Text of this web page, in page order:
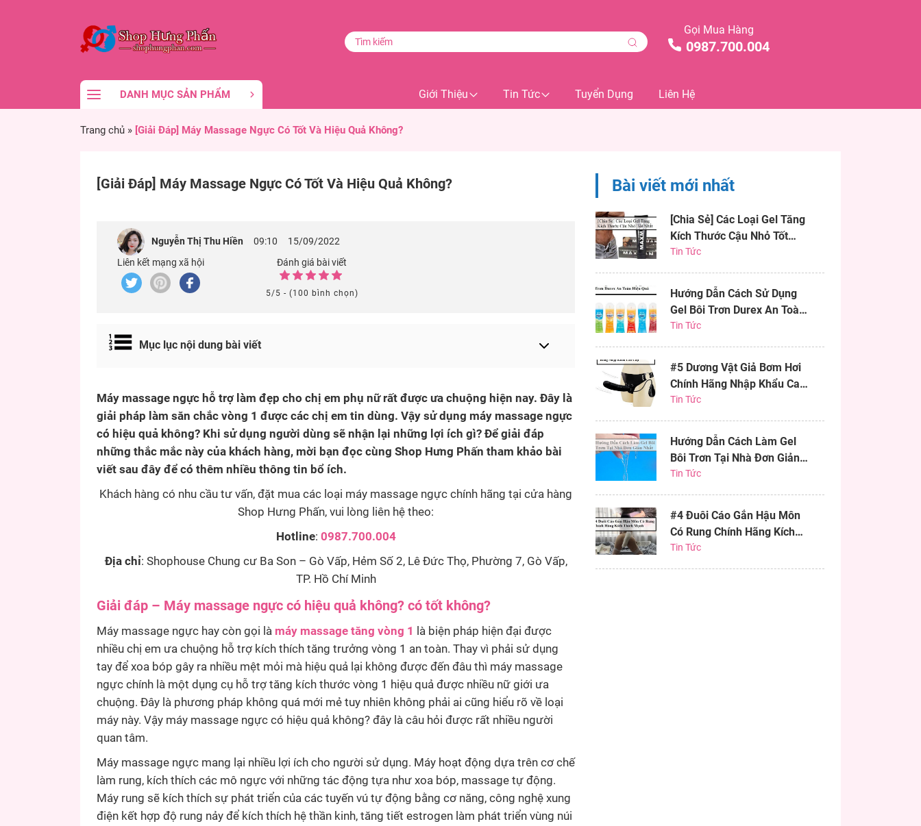
Gọi Mua Hàng
0987.700.004
DANH MỤC SẢN PHẨM Giới Thiệu Tin Tức Tuyển Dụng Liên Hệ
Trang chủ » [Giải Đáp] Máy Massage Ngực Có Tốt Và Hiệu Quả Không?
[Giải Đáp] Máy Massage Ngực Có Tốt Và Hiệu Quả Không?
Nguyễn Thị Thu Hiền 09:10
15/09/2022
Liên kết mạng xã hội
Đánh giá bài viết
5/5 - (100 bình chọn)
Mục lục nội dung bài viết
Máy massage ngực hỗ trợ làm đẹp cho chị em phụ nữ rất được ưa chuộng hiện nay. Đây là
giải pháp làm săn chắc vòng 1 được các chị em tin dùng. Vậy sử dụng máy massage ngực
có hiệu quả không? Khi sử dụng người dùng sẽ nhận lại những lợi ích gì? Để giải đáp
những thắc mắc này của khách hàng, mời bạn đọc cùng Shop Hưng Phấn tham khảo bài
viết sau đây để có thêm nhiều thông tin bổ ích.
Khách hàng có nhu cầu tư vấn, đặt mua các loại máy massage ngực chính hãng tại cửa hàng
Shop Hưng Phấn, vui lòng liên hệ theo:
Hotline: 0987.700.004
Địa chỉ: Shophouse Chung cư Ba Son – Gò Vấp, Hẻm Số 2, Lê Đức Thọ, Phường 7, Gò Vấp,
TP. Hồ Chí Minh
Giải đáp – Máy massage ngực có hiệu quả không? có tốt không?
Máy massage ngực hay còn gọi là máy massage tăng vòng 1
là biện pháp hiện đại được
nhiều chị em ưa chuộng hỗ trợ kích thích tăng trưởng vòng 1 an toàn. Thay vì phải sử dụng
tay để xoa bóp gây ra nhiều mệt mỏi mà hiệu quả lại không được đến đâu thì máy massage
ngực chính là một dụng cụ hỗ trợ tăng kích thước vòng 1 hiệu quả được nhiều nữ giới ưa
chuộng. Đây là phương pháp không quá mới mẻ tuy nhiên không phải ai cũng hiểu rõ về loại
máy này. Vậy máy massage ngực có hiệu quả không? đây là câu hỏi được rất nhiều người
quan tâm.
Máy massage ngực mang lại nhiều lợi ích cho người sử dụng. Máy hoạt động dựa trên cơ chế
làm rung, kích thích các mô ngực với những tác động tựa như xoa bóp, massage tự động.
Máy rung sẽ kích thích sự phát triển của các tuyến vú tự động bằng cơ năng, công nghệ xung
điện kết hợp độ rung nảy để kích thích hệ thần kinh, tăng tiết estrogen làm phát triển vùng núi
Bài viết mới nhất
[Chia Sẻ] Các Loại Gel Tăng
Kích Thước Cậu Nhỏ Tốt
Nhất
Tin Tức
Hướng Dẫn Cách Sử Dụng
Gel Bôi Trơn Durex An Toàn
Hiệu Quả
Tin Tức
#5 Dương Vật Giả Bơm Hơi
Chính Hãng Nhập Khẩu Cao
Cấp
Tin Tức
Hướng Dẫn Cách Làm Gel
Bôi Trơn Tại Nhà Đơn Giản
Nhất
Tin Tức
#4 Đuôi Cáo Gắn Hậu Môn
Có Rung Chính Hãng Kích
Thích Mạnh
Tin Tức